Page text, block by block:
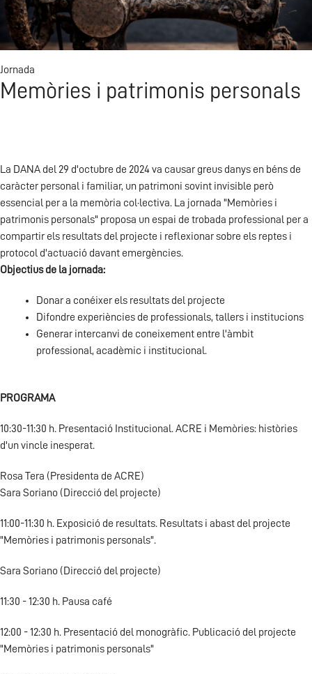
Jornada
Memòries i patrimonis personals
La DANA del 29 d'octubre de 2024 va causar greus danys en béns de
caràcter personal i familiar, un patrimoni sovint invisible però
essencial per a la memòria col·lectiva. La jornada "Memòries i
patrimonis personals" proposa un espai de trobada professional per a
compartir els resultats del projecte i reflexionar sobre els reptes i
protocol d'actuació davant emergències.
Objectius de la jornada:
Donar a conéixer els resultats del projecte
Difondre experiències de professionals, tallers i institucions
Generar intercanvi de coneixement entre l'àmbit
professional, acadèmic i institucional.
PROGRAMA
10:30-11:30 h. Presentació Institucional. ACRE i Memòries: històries
d'un vincle inesperat.
Rosa Tera (Presidenta de ACRE)
Sara Soriano (Direcció del projecte)
11:00-11:30 h. Exposició de resultats. Resultats i abast del projecte
"Memòries i patrimonis personals".
Sara Soriano (Direcció del projecte)
11:30 - 12:30 h. Pausa café
12:00 - 12:30 h. Presentació del monogràfic. Publicació del projecte
"Memòries i patrimonis personals"